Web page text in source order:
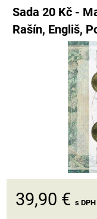
Sada 20 Kč -
Rašín, Engliš,
39,90 € s DPH